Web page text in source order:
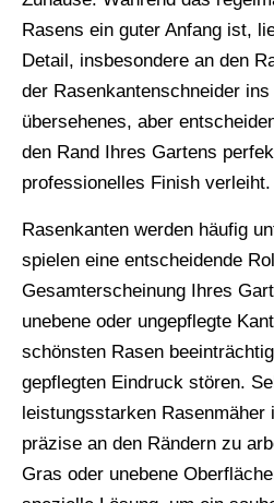
Rasens ein guter Anfang ist,
Detail, insbesondere an den
der Rasenkantenschneider
übersehenes, aber
den Rand Ihres Gartens
professionelles Finish verleiht.
Rasenkanten werden häufig
spielen eine entscheidende
Gesamterscheinung Ihres
unebene oder ungepflegte
schönsten Rasen
gepflegten Eindruck stören.
leistungsstarken
präzise an den Rändern zu
Gras oder unebene